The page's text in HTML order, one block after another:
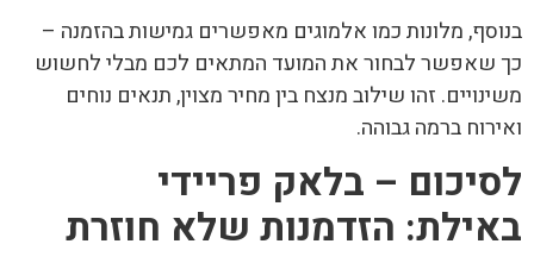
בנוסף, מלונות כמו אלמוגים מאפשרים גמישות בהזמנה –
כך שאפשר לבחור את המועד המתאים לכם מבלי לחשוש
משינויים. זהו שילוב מנצח בין מחיר מצוין, תנאים נוחים
ואירוח ברמה גבוהה.
לסיכום – בלאק פריידי
באילת: הזדמנות שלא חוזרת